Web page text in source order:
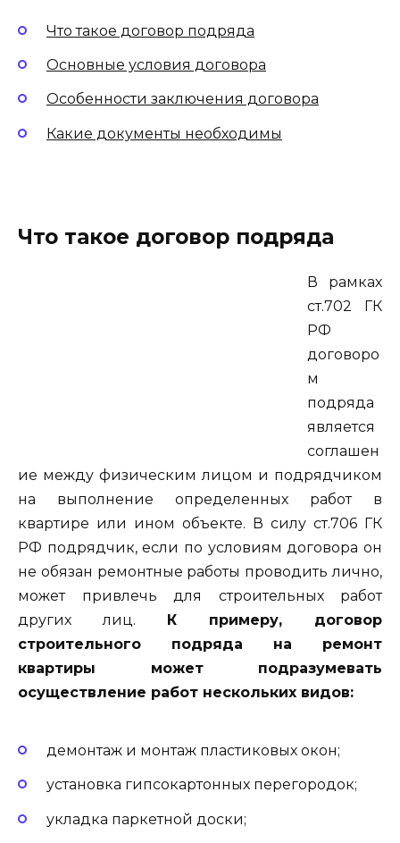
Что такое договор подряда
Основные условия договора
Особенности заключения договора
Какие документы необходимы
Что такое договор подряда
В рамках
ст.702 ГК
РФ
договоро
м
подряда
является
соглашен
ие между физическим лицом и подрядчиком
на выполнение определенных работ в
квартире или ином объекте. В силу ст.706 ГК
РФ подрядчик, если по условиям договора он
не обязан ремонтные работы проводить лично,
может привлечь для строительных работ
других лиц. К примеру, договор
строительного подряда на ремонт
квартиры может подразумевать
осуществление работ нескольких видов:
демонтаж и монтаж пластиковых окон;
установка гипсокартонных перегородок;
укладка паркетной доски;